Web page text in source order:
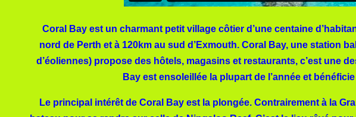
Coral Bay est un charmant petit village côtier d’une centaine
nord de Perth et à 120km au sud d’Exmouth. Coral Bay, une station
d’éoliennes) propose des hôtels, magasins et restaurants, c’est une
Bay est ensoleillée la plupart de l’année et
Le principal intérêt de Coral Bay est la plongée. Contrairement à la